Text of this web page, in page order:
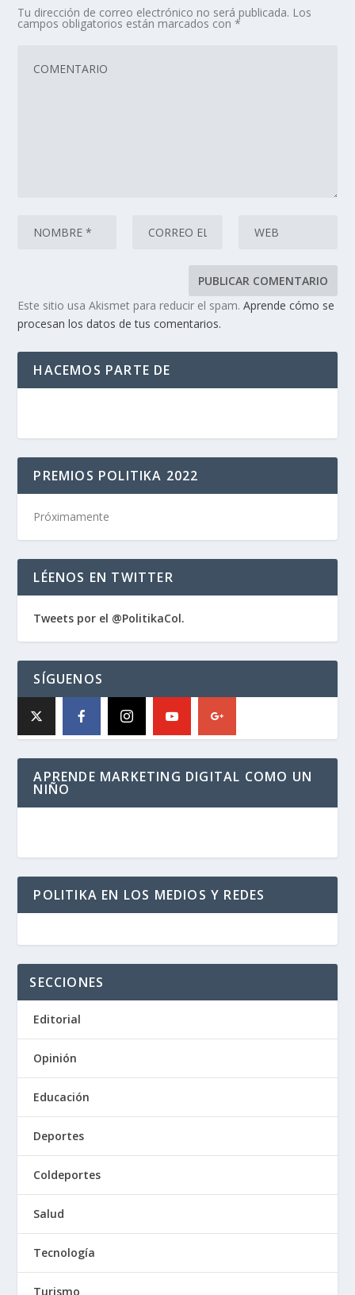
Tu dirección de correo electrónico no será publicada. Los
campos obligatorios están marcados con*
Este sitio usa Akismet para reducir el spam.Aprende cómo se
procesan los datos de tus comentarios.
HACEMOS PARTE DE
PREMIOS POLITIKA 2022
Próximamente
LÉENOS EN TWITTER
Tweets por el @PolitikaCol.
SÍGUENOS
APRENDE MARKETING DIGITAL COMO UN
NIÑO
POLITIKA EN LOS MEDIOS Y REDES
SECCIONES
Editorial
Opinión
Educación
Deportes
Coldeportes
Salud
Tecnología
Turismo